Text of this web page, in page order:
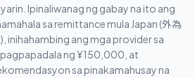
Ipinaliwanag ng gabay na ito ang
sa remittance mula Japan (外為
inihahambing ang mga provider sa
ng ¥150,000, at
sa pinakamahusay na